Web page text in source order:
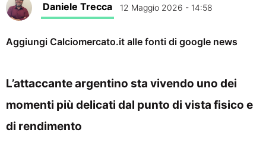
Daniele Trecca 12 Maggio 2026 - 14:58
Aggiungi Calciomercato.it alle fonti di google news
L’attaccante argentino sta vivendo uno dei
momenti più delicati dal punto di vista fisico e
di rendimento